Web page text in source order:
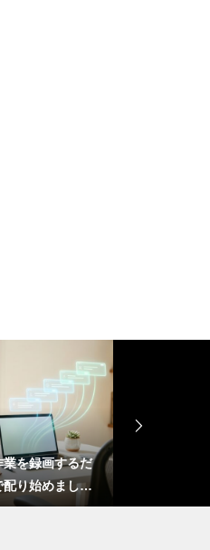
】2026年08月05日
済ニュース
で営業